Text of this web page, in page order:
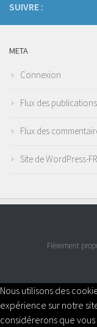
SUIVRE :
META
Connexion
Flux des publications
Flux des
Site de WordPress-FR
Fièrement
Nous utilisons des
expérience sur notre
considérerons que